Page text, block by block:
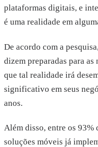
plataformas digitais, e
é uma realidade em
De acordo com a
dizem preparadas para
que tal realidade irá
significativo em seus
anos.
Além disso, entre os 93%
soluções móveis já